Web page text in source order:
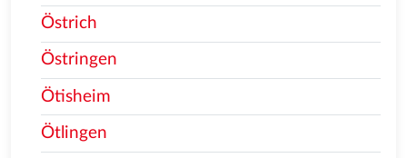
Östrich
Östringen
Ötisheim
Ötlingen